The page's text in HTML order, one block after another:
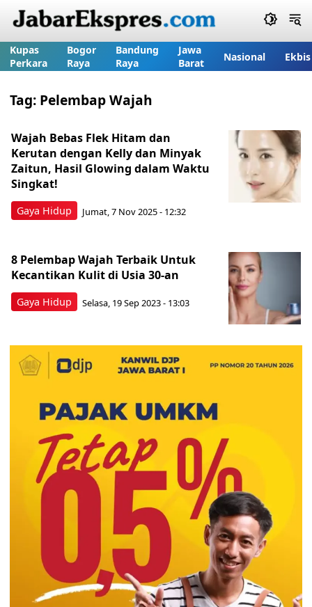
Kupas
Perkara
Bogor
Raya
Bandung
Raya
Jawa
Barat
Nasional Ekbis
Tag: Pelembap Wajah
Gaya Hidup
Wajah Bebas Flek Hitam dan
Kerutan dengan Kelly dan Minyak
Zaitun, Hasil Glowing dalam Waktu
Singkat!
Jumat, 7 Nov 2025 - 12:32
Gaya Hidup
8 Pelembap Wajah Terbaik Untuk
Kecantikan Kulit di Usia 30-an
Selasa, 19 Sep 2023 - 13:03